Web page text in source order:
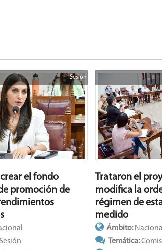
Sesión
el fondo
promoción de
Sesión
Trataron el
modifica la
régimen de
medido
Ámbito:
Temática: